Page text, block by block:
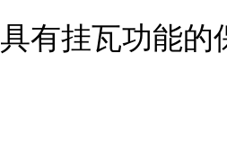
有挂瓦功能